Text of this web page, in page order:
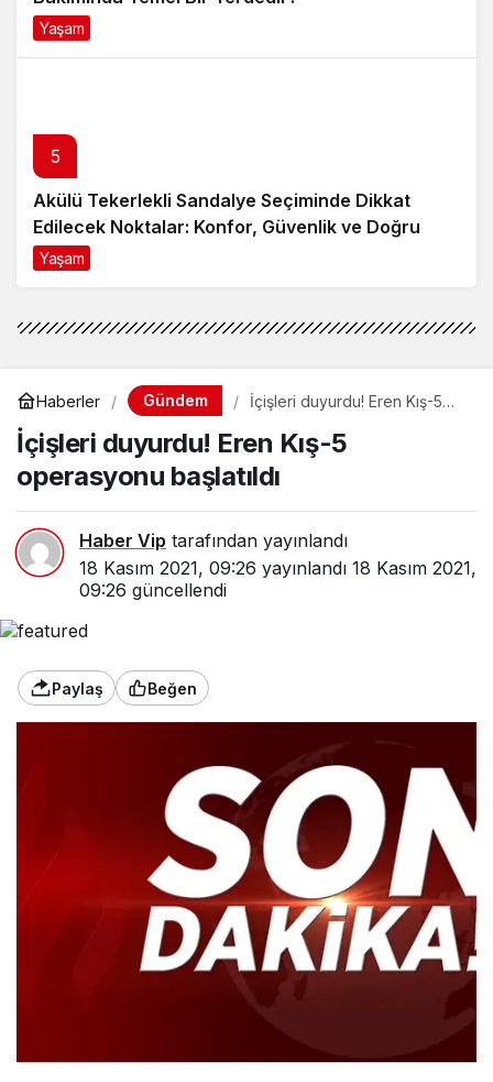
Yaşam
5
Akülü Tekerlekli Sandalye Seçiminde Dikkat
Edilecek Noktalar: Konfor, Güvenlik ve Doğru
Model Tercihi
Yaşam
Haberler Gündem
İçişleri duyurdu! Eren Kış-5
İçişleri duyurdu! Eren Kış-5
operasyonu başlatıldı
Haber Vip tarafından yayınlandı
18 Kasım 2021, 09:26 yayınlandı 18 Kasım 2021,
09:26 güncellendi
Paylaş Beğen